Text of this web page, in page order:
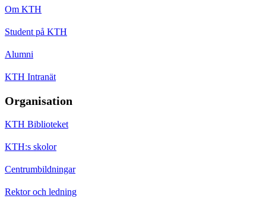
Om KTH
Student på KTH
Alumni
KTH Intranät
Organisation
KTH Biblioteket
KTH:s skolor
Centrumbildningar
Rektor och ledning